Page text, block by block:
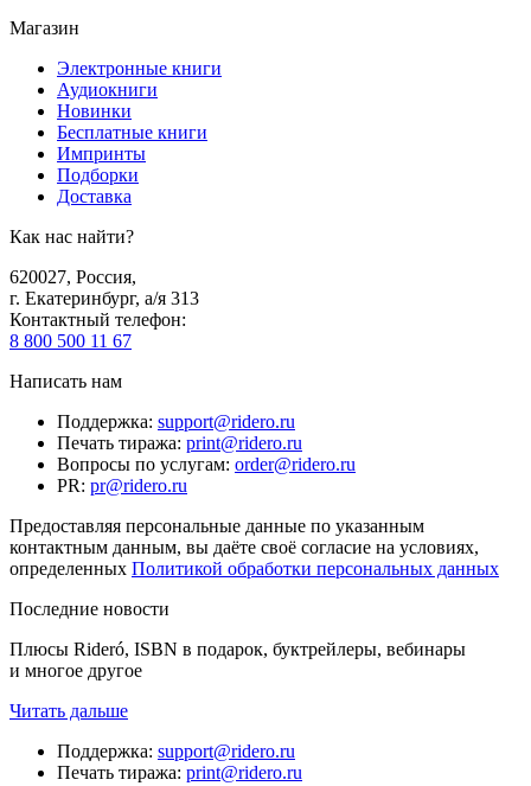
Магазин
Электронные книги
Аудиокниги
Новинки
Бесплатные книги
Импринты
Подборки
Доставка
Как нас найти?
620027, Россия,
г. Екатеринбург, а/я 313
Контактный телефон:
8 800 500 11 67
Написать нам
Поддержка: support@ridero.ru
Печать тиража: print@ridero.ru
Вопросы по услугам: order@ridero.ru
PR: pr@ridero.ru
Предоставляя персональные данные по указанным
контактным данным, вы даёте своё согласие на условиях,
определенных Политикой обработки персональных данных
Последние новости
Плюсы Rideró, ISBN в подарок, буктрейлеры, вебинары
и многое другое
Читать дальше
Поддержка: support@ridero.ru
Печать тиража: print@ridero.ru